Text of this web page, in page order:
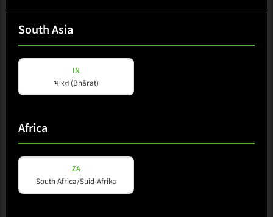
SMX 12 TC
Verfügbarkeit wird geladen...
Erhältlich in:Africa, Australasia, Caribbean, Central America,
East Asia, EU, Europe, Middle East, North America, Oceania,
South America, South Asia, Southeast Asia
South Asia
IN
भारत (Bhārat)
Africa
ZA
South Africa/Suid-Afrika